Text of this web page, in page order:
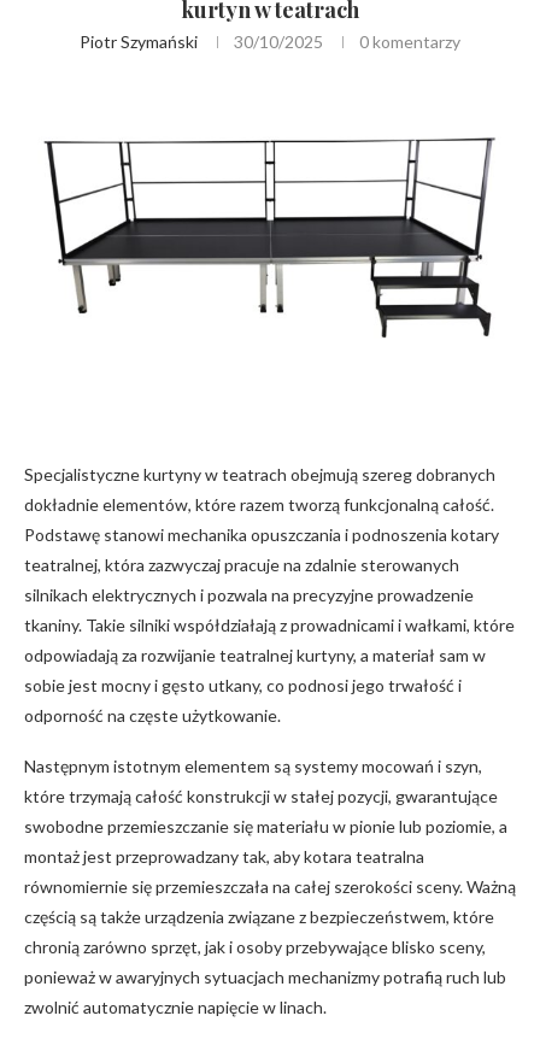
kurtyn w teatrach
Piotr Szymański 30/10/2025 0 komentarzy
Specjalistyczne kurtyny w teatrach obejmują szereg dobranych
dokładnie elementów, które razem tworzą funkcjonalną całość.
Podstawę stanowi mechanika opuszczania i podnoszenia kotary
teatralnej, która zazwyczaj pracuje na zdalnie sterowanych
silnikach elektrycznych i pozwala na precyzyjne prowadzenie
tkaniny. Takie silniki współdziałają z prowadnicami i wałkami, które
odpowiadają za rozwijanie teatralnej kurtyny, a materiał sam w
sobie jest mocny i gęsto utkany, co podnosi jego trwałość i
odporność na częste użytkowanie.
Następnym istotnym elementem są systemy mocowań i szyn,
które trzymają całość konstrukcji w stałej pozycji, gwarantujące
swobodne przemieszczanie się materiału w pionie lub poziomie, a
montaż jest przeprowadzany tak, aby kotara teatralna
równomiernie się przemieszczała na całej szerokości sceny. Ważną
częścią są także urządzenia związane z bezpieczeństwem, które
chronią zarówno sprzęt, jak i osoby przebywające blisko sceny,
ponieważ w awaryjnych sytuacjach mechanizmy potrafią ruch lub
zwolnić automatycznie napięcie w linach.